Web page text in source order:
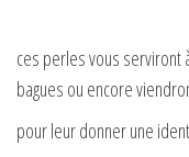
ces perles vous
bagues ou encore
pour leur donner une